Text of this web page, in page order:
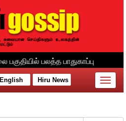
English Hiru News
Toggle